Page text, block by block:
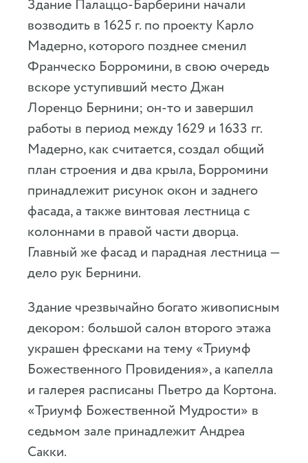
Здание Палаццо-Барберини начали
возводить в 1625 г. по проекту Карло
Мадерно, которого позднее сменил
Франческо Борромини, в свою очередь
вскоре уступивший место Джан
Лоренцо Бернини; он-то и завершил
работы в период между 1629 и 1633 гг.
Мадерно, как считается, создал общий
план строения и два крыла, Борромини
принадлежит рисунок окон и заднего
фасада, а также винтовая лестница с
колоннами в правой части дворца.
Главный же фасад и парадная лестница —
дело рук Бернини.
Здание чрезвычайно богато живописным
декором: большой салон второго этажа
украшен фресками на тему «Триумф
Божественного Провидения», а капелла
и галерея расписаны Пьетро да Кортона.
«Триумф Божественной Мудрости» в
седьмом зале принадлежит Андреа
Сакки.